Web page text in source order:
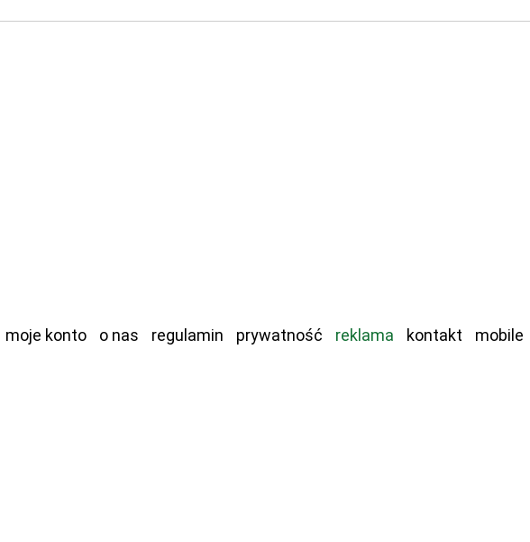
moje konto o nas regulamin prywatność reklama kontakt mobile